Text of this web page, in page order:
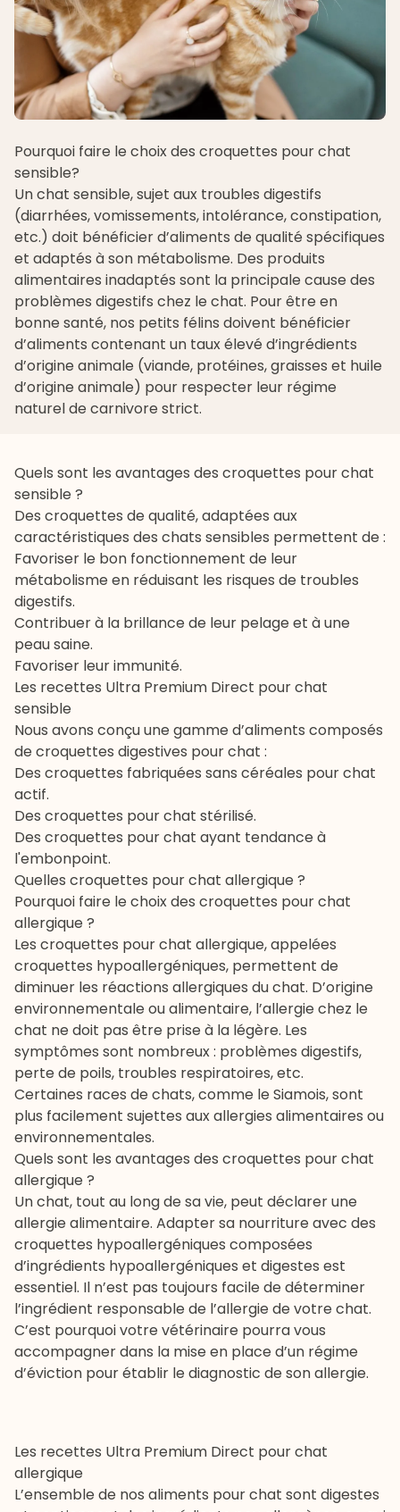
Pourquoi faire le choix des croquettes pour chat
sensible?
Un chat sensible, sujet aux troubles digestifs
(diarrhées, vomissements, intolérance, constipation,
etc.) doit bénéficier d’aliments de qualité spécifiques
et adaptés à son métabolisme. Des produits
alimentaires inadaptés sont la principale cause des
problèmes digestifs chez le chat. Pour être en
bonne santé, nos petits félins doivent bénéficier
d’aliments contenant un taux élevé d’ingrédients
d’origine animale (viande, protéines, graisses et huile
d’origine animale) pour respecter leur régime
naturel de carnivore strict.
Quels sont les avantages des croquettes pour chat
sensible ?
Des croquettes de qualité, adaptées aux
caractéristiques des chats sensibles permettent de :
Favoriser le bon fonctionnement de leur
métabolisme en réduisant les risques de troubles
digestifs.
Contribuer à la brillance de leur pelage et à une
peau saine.
Favoriser leur immunité.
Les recettes Ultra Premium Direct pour chat
sensible
Nous avons conçu une gamme d’aliments composés
de croquettes digestives pour chat :
Des croquettes fabriquées sans céréales pour chat
actif.
Des croquettes pour chat stérilisé.
Des croquettes pour chat ayant tendance à
l'embonpoint.
Quelles croquettes pour chat allergique ?
Pourquoi faire le choix des croquettes pour chat
allergique ?
Les croquettes pour chat allergique, appelées
croquettes hypoallergéniques, permettent de
diminuer les réactions allergiques du chat. D’origine
environnementale ou alimentaire, l’allergie chez le
chat ne doit pas être prise à la légère. Les
symptômes sont nombreux : problèmes digestifs,
perte de poils, troubles respiratoires, etc.
Certaines races de chats, comme le Siamois, sont
plus facilement sujettes aux allergies alimentaires ou
environnementales.
Quels sont les avantages des croquettes pour chat
allergique ?
Un chat, tout au long de sa vie, peut déclarer une
allergie alimentaire. Adapter sa nourriture avec des
croquettes hypoallergéniques composées
d’ingrédients hypoallergéniques et digestes est
essentiel. Il n’est pas toujours facile de déterminer
l’ingrédient responsable de l’allergie de votre chat.
C’est pourquoi votre vétérinaire pourra vous
accompagner dans la mise en place d’un régime
d’éviction pour établir le diagnostic de son allergie.
Les recettes Ultra Premium Direct pour chat
allergique
L’ensemble de nos aliments pour chat sont digestes